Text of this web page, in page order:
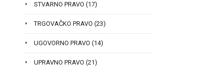
STVARNO PRAVO (17)
TRGOVAČKO PRAVO (23)
UGOVORNO PRAVO (14)
UPRAVNO PRAVO (21)